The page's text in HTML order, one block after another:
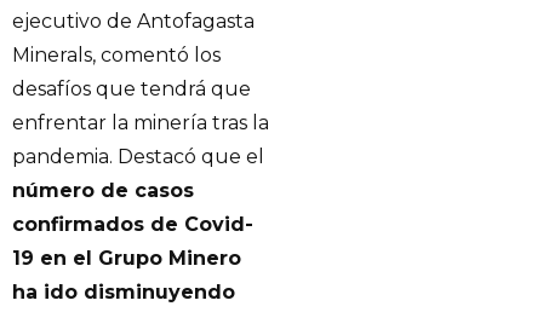
ejecutivo de Antofagasta
Minerals, comentó los
desafíos que tendrá que
enfrentar la minería tras la
pandemia. Destacó que el
número de casos
confirmados de Covid-
19 en el Grupo Minero
ha ido disminuyendo